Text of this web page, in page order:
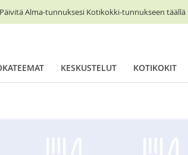
Alma-tunnuksesi Kotikokki-tunnukseen täällä
KESKUSTELUT KOTIKOKIT